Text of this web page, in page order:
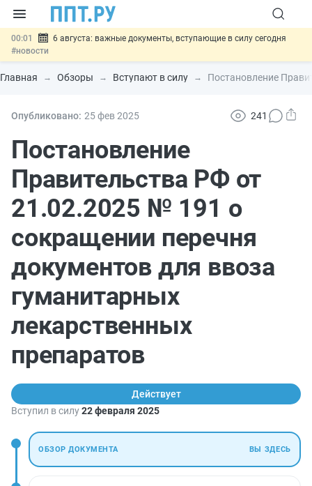
00:01
6 августа: важные документы, вступающие в силу сегодня
#новости
05.08 Обновили сообщения НПФ о договорах НПО и долгосрочных
сбережений#новости
05.08 Систему страхования вкладов распространили на электронные
05.08
#новости
Главная Обзоры Вступают в силу Постановление
Опубликовано: 25 фев2025 241
Постановление
Правительства РФ от
21.02.2025 № 191 о
сокращении перечня
документов для ввоза
гуманитарных
лекарственных
препаратов
Действует
Вступил в силу22 февраля 2025
ОБЗОР ДОКУМЕНТА ВЫ ЗДЕСЬ